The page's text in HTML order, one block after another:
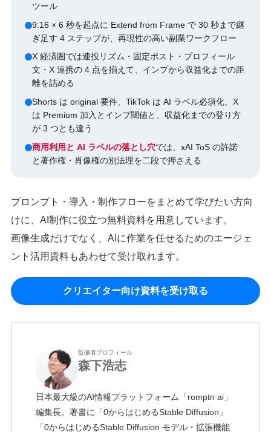
ツール
9:16 × 6 秒を起点に Extend from Frame で 30 秒まで継
ぎ足す 4 ステップが、再現性の高い副業ワークフロー
X 経済圏では連投リズム・固定ポスト・プロフィール
文・X 連携の 4 点を揃えて、インプから収益化までの距
離を詰める
Shorts は original 要件、TikTok は AI ラベル必須化、X
は Premium 加入とインプ閾値と、収益化までの登り方
が 3 つとも違う
商用利用と AI ラベルの落とし穴では、xAI ToS の許諾
と著作権・肖像権の別法理を二段で押さえる
プロンプト・導入・制作フローをまとめて学びたい方向
けに、AI制作に役立つ無料資料を用意しています。
画像生成だけでなく、AIに作業を任せるためのエージェ
ント活用資料もあわせて受け取れます。
クリエイター向け資料を受け取る
監修者プロフィール
森下浩志
日本最大級のAI情報プラットフォーム「romptn ai」
編集長。著書に「0からはじめるStable Diffusion」
「0からはじめるStable Diffusion モデル・拡張機能